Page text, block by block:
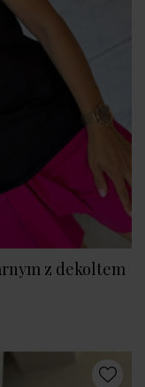
z dekoltem